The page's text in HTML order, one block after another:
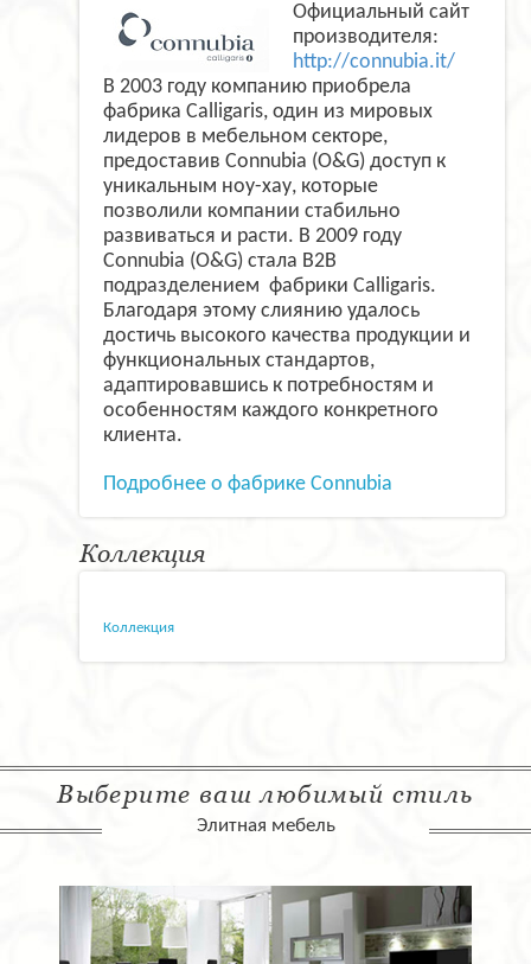
Официальный сайт
производителя:
http://connubia.it/
В 2003 году компанию приобрела
фабрика Calligaris, один из мировых
лидеров в мебельном секторе,
предоставив Connubia (O&G) доступ к
уникальным ноу-хау, которые
позволили компании стабильно
развиваться и расти. В 2009 году
Connubia (O&G) стала B2B
подразделением фабрики Calligaris.
Благодаря этому слиянию удалось
достичь высокого качества продукции и
функциональных стандартов,
адаптировавшись к потребностям и
особенностям каждого конкретного
клиента.
Подробнее о фабрике Connubia
Коллекция
Коллекция
Выберите ваш любимый стиль
Элитная мебель